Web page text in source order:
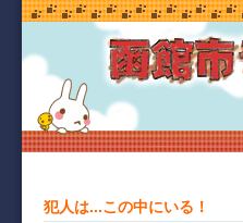
犯人は...この中にいる！